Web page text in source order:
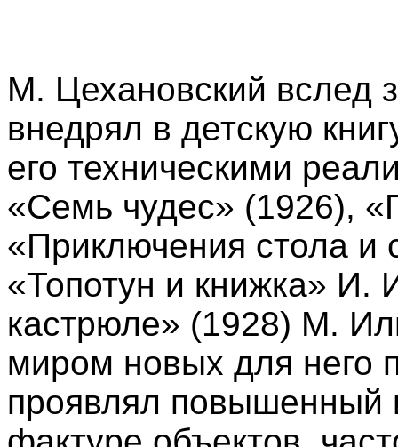
М. Цехановский вслед
внедрял в детскую
его техническими
«Семь чудес» (1926),
«Приключения стола
«Топотун и книжка» И.
кастрюле» (1928) М.
миром новых для него
проявлял повышенный